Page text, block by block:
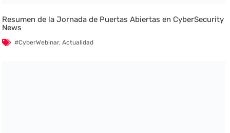
Resumen de la Jornada de Puertas Abiertas en CyberSecurity
News
#CyberWebinar,Actualidad